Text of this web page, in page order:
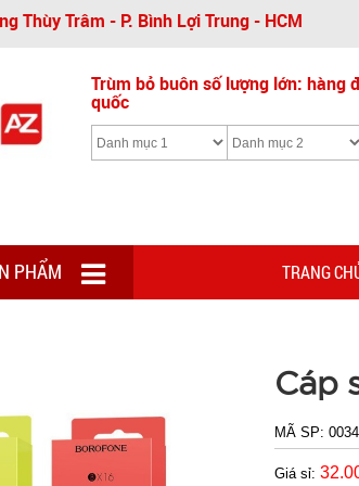
Thùy Trâm - P. Bình Lợi Trung - HCM
Trùm bỏ buôn số lượng lớn: hàng
quốc
PHẨM TRANG
Cáp
MÃ SP:
Giá sỉ: